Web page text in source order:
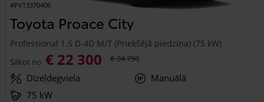
#PVT3370406
Toyota Proace City
Professional 1.5 D-4D M/T (Priekšējā piedziņa) (75 kW)
Sākot no € 22 300 € 24 750
Dīzeļdegviela
Manuālā
75 kW